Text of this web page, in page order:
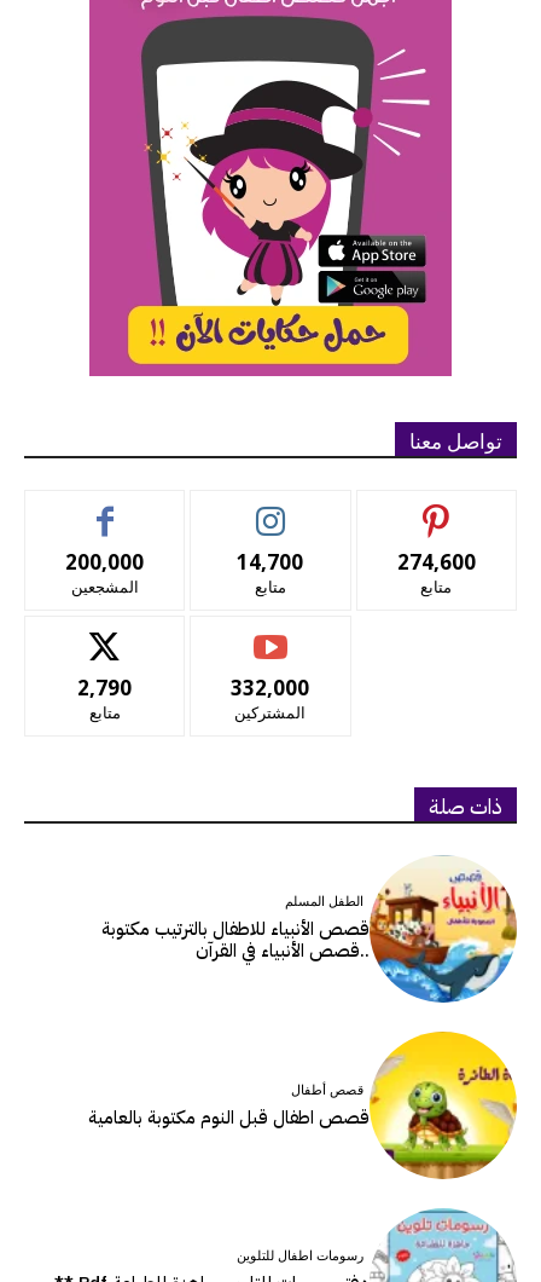
تواصل معنا
200,000
المشجعين
14,700
متابع
274,600
متابع
2,790
متابع
332,000
المشتركين
ذات صلة
الطفل المسلم
قصص الأنبياء للاطفال بالترتيب مكتوبة
..قصص الأنبياء في القرآن
قصص أطفال
قصص اطفال قبل النوم مكتوبة بالعامية
رسومات اطفال للتلوين